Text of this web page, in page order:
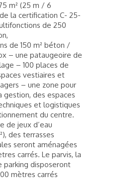
m² (25 m / 6
la certification C- 25-
de 250
de 150 m² béton /
– une pataugeoire de
– 100 places de
vestiaires et
– une zone pour
gestion, des espaces
et logistiques
du centre.
de jeux d’eau
des terrasses
seront aménagées
carrés. Le parvis, la
parking disposeront
mètres carrés